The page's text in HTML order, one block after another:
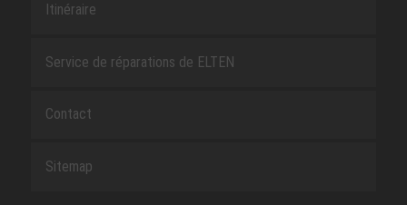
Itinéraire
Service de réparations de ELTEN
Contact
Sitemap